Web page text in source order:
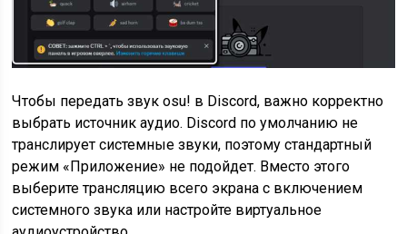
Чтобы передать звук osu! в Discord, важно корректно
выбрать источник аудио. Discord по умолчанию не
транслирует системные звуки, поэтому стандартный
режим «Приложение» не подойдет. Вместо этого
выберите трансляцию всего экрана с включением
системного звука или настройте виртуальное